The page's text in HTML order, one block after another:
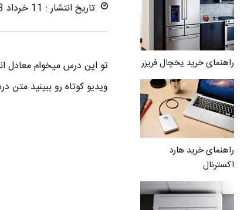
راهنمای خرید یخچال فریزر
راهنمای خرید هارد
اکسترنال
تاریخ انتشار : 11 خرداد 1398
تو این درس میخوام معادل
ویدیو کوتاه رو ببینید متن